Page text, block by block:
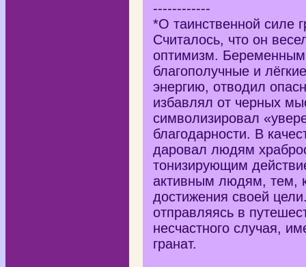
------------
*О таинственной силе
Считалось, что он
оптимизм.
благополучные и
энергию, отводил
избавлял от черных
символизировал
благодарности. В
даровал людям
тонизирующим
активным людям, тем,
достижения своей
отправляясь в
несчастного случая,
гранат.